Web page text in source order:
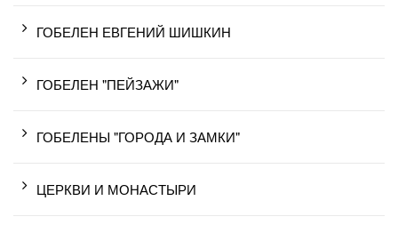
ГОБЕЛЕН ЕВГЕНИЙ ШИШКИН
ГОБЕЛЕН "ПЕЙЗАЖИ"
ГОБЕЛЕНЫ "ГОРОДА И ЗАМКИ"
ЦЕРКВИ И МОНАСТЫРИ